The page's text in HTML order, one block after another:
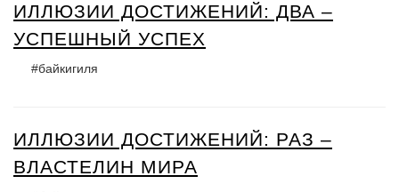
ИЛЛЮЗИИ ДОСТИЖЕНИЙ: ДВА –
УСПЕШНЫЙ УСПЕХ
#байкигиля
ИЛЛЮЗИИ ДОСТИЖЕНИЙ: РАЗ –
ВЛАСТЕЛИН МИРА